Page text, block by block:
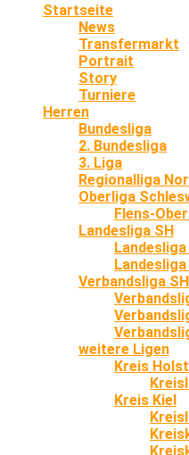
Startseite
News
Transfermarkt
Portrait
Story
Turniere
Herren
Bundesliga
2. Bundesliga
3. Liga
Regionalliga
Oberliga
Flens-
Landesliga SH
Verbandsliga SH
weitere Ligen
Kreis
Kreis Kiel